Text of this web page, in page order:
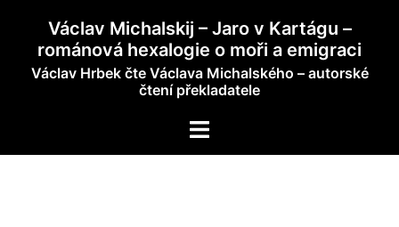
content
Václav Michalskij – Jaro v Kartágu –
románová hexalogie o moři a emigraci
Václav Hrbek čte Václava Michalského – autorské
čtení překladatele
Toggle